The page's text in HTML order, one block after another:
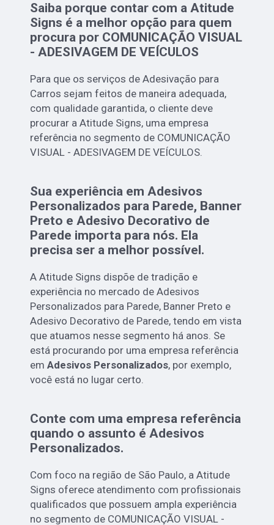
Saiba porque contar com a Atitude
Signs é a melhor opção para quem
procura por COMUNICAÇÃO VISUAL
- ADESIVAGEM DE VEÍCULOS
Para que os serviços de Adesivação para
Carros sejam feitos de maneira adequada,
com qualidade garantida, o cliente deve
procurar a Atitude Signs, uma empresa
referência no segmento de COMUNICAÇÃO
VISUAL - ADESIVAGEM DE VEÍCULOS.
Sua experiência em Adesivos
Personalizados para Parede, Banner
Preto e Adesivo Decorativo de
Parede importa para nós. Ela
precisa ser a melhor possível.
A Atitude Signs dispõe de tradição e
experiência no mercado de Adesivos
Personalizados para Parede, Banner Preto e
Adesivo Decorativo de Parede, tendo em vista
que atuamos nesse segmento há anos. Se
está procurando por uma empresa referência
emAdesivos Personalizados, por exemplo,
você está no lugar certo.
Conte com uma empresa referência
quando o assunto éAdesivos
Personalizados.
Com foco na região de São Paulo, a Atitude
Signs oferece atendimento com profissionais
qualificados que possuem ampla experiência
no segmento de COMUNICAÇÃO VISUAL -